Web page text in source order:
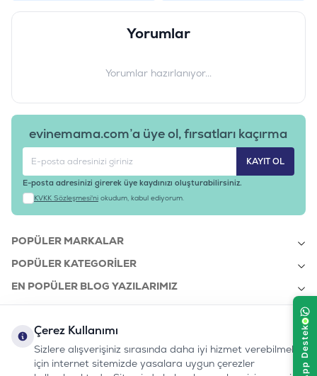
Yorumlar
Yorumlar hazırlanıyor...
evinemama.com’a üye ol, fırsatları kaçırma
KAYIT OL
E-posta adresinizi girerek üye kaydınızı oluşturabilirsiniz.
KVKK Sözleşmesi'ni okudum, kabul ediyorum.
POPÜLER MARKALAR
POPÜLER KATEGORILER
EN POPÜLER BLOG YAZILARIMIZ
KURUMSAL
Çerez Kullanımı
Sizlere alışverişiniz sırasında daha iyi hizmet verebilmek
için internet sitemizde yasalara uygun çerezler